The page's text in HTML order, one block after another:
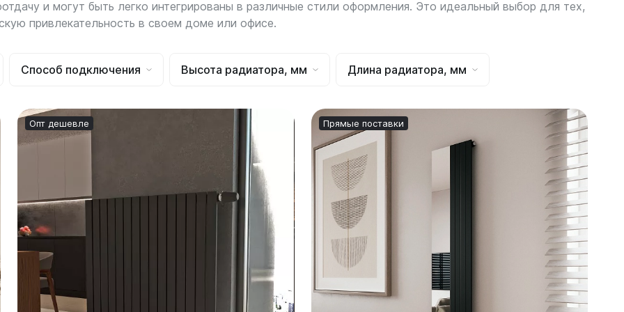
Гармония С40
Гармония А40
Гармония А25 N
РС и РСК
РСК
Соло Г
Quadrum 30 H
Еще...
Quadrum NEO
Quadrum Neo 50 V
Quadrum Neo 50 H
Завалинки
Завалинка Гармония
Завалинка РС
и могут быть легко интегрированы в различные стили оформления. Это идеальный выбор для тех,
привлекательность в своем доме или офисе.
Способ подключения Высота радиатора, мм Длина радиатора, мм
Опт дешевле Прямые поставки